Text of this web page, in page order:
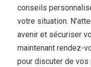
conseils
votre situation.
avenir et sécuriser
maintenant rendez-
pour discuter de vos